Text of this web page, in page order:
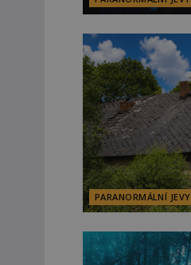
PARANORMÁLNÍ JEVY